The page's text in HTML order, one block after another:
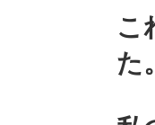
こ
た